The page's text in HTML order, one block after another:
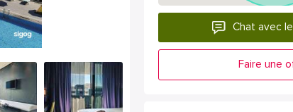
Chat avec
Faire une